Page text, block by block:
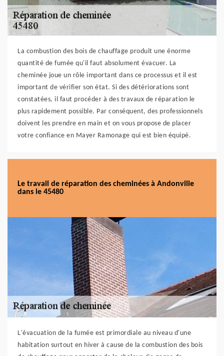
La combustion des bois de chauffage produit une énorme
quantité de fumée qu'il faut absolument évacuer. La
cheminée joue un rôle important dans ce processus et il est
important de vérifier son état. Si des détériorations sont
constatées, il faut procéder à des travaux de réparation le
plus rapidement possible. Par conséquent, des professionnels
doivent les prendre en main et on vous propose de placer
votre confiance en Mayer Ramonage qui est bien équipé.
Le travail de réparation des cheminées à Andonville
dans le 45480
L'évacuation de la fumée est primordiale au niveau d'une
habitation surtout en hiver à cause de la combustion des bois